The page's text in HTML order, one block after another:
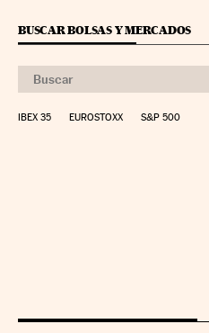
BUSCAR BOLSAS Y MERCADOS
IBEX 35 EUROSTOXX S&P 500